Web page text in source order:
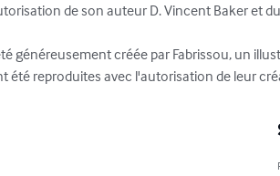
de son auteur D. Vincent Baker et
généreusement créée par Fabrissou, un
été reproduites avec l'autorisation de leur